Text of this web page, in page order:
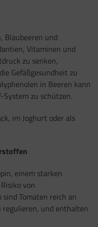
Blaubeeren und
Vitaminen und
zu senken,
Gefäßgesundheit zu
in Beeren kann
zu schützen.
im Joghurt oder als
einem starken
von
Tomaten reich an
und enthalten